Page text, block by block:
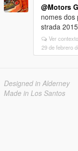
@Motors
nomes dos
strada 2015
Ver contexto
29 de febrero
Designed in Alderney
Made in Los Santos